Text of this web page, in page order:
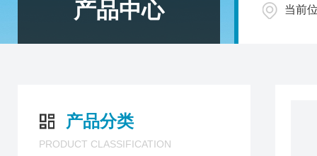
产品中心 当前
产品分类
PRODUCT CLASSIFICATION